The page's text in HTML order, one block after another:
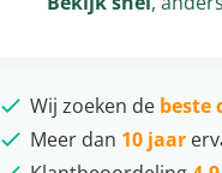
Wij zoeken de beste
Meer dan 10 jaar